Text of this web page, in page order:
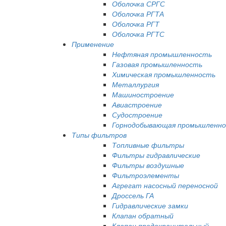
Оболочка СРГС
Оболочка РГТА
Оболочка РГТ
Оболочка РГТС
Применение
Нефтяная промышленность
Газовая промышленность
Химическая промышленность
Металлургия
Машиностроение
Авиастроение
Судостроение
Горнодобывающая
Типы фильтров
Топливные фильтры
Фильтры гидравлические
Фильтры воздушные
Фильтроэлементы
Агрегат насосный переносной
Дроссель ГА
Гидравлические замки
Клапан обратный